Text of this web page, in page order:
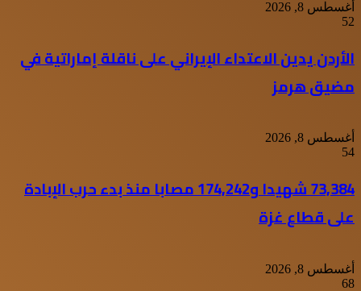
أغسطس 8, 2026
52
الأردن يدين الاعتداء الإيراني على ناقلة إماراتية في
مضيق هرمز
أغسطس 8, 2026
54
73,384 شهيدا و174,242 مصابا منذ بدء حرب الإبادة
على قطاع غزة
أغسطس 8, 2026
68